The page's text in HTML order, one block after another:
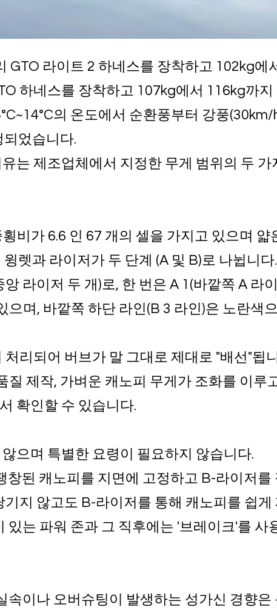
GTO 라이트 2 하네스를 장착하고 102kg에
하네스를 장착하고 107kg에서 116kg까
의 온도에서 순환풍부터 강풍
었습니다.
는 제조업체에서 지정한 무게 범위의 두
비가 6.6 인 67 개의 셀을 가지고 있으며
렛과 라이저가 두 단계 (A 및 B)로 나뉩니다.
라이저 두 개)로, 한 번은 A 1(바깥쪽 A 라
며, 바깥쪽 하단 라인(B 3 라인)은 노란색
리되어 버브가 말 그대로 제대로 "배선"됩
질 제작, 가벼운 캐노피 무게가 조화를 이루
확인할 수 있습니다.
으며 특별한 요령이 필요하지 않습니다.
된 캐노피를 지면에 고정하고 B-라이저
지 않고도 B-라이저를 통해 캐노피를 쉽
있는 파워 존과 그 직후에는 '브레이크'를
속이나 오버슈팅이 발생하는 성가신 경향